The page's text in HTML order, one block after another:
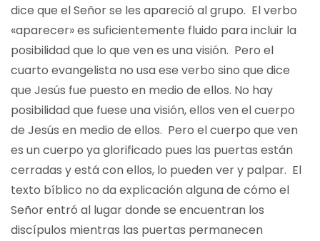
dice que el Señor se les apareció al grupo. El verbo
«aparecer» es suficientemente fluido para incluir la
posibilidad que lo que ven es una visión. Pero el
cuarto evangelista no usa ese verbo sino que dice
que Jesús fue puesto en medio de ellos. No hay
posibilidad que fuese una visión, ellos ven el cuerpo
de Jesús en medio de ellos. Pero el cuerpo que ven
es un cuerpo ya glorificado pues las puertas están
cerradas y está con ellos, lo pueden ver y palpar. El
texto bíblico no da explicación alguna de cómo el
Señor entró al lugar donde se encuentran los
discípulos mientras las puertas permanecen